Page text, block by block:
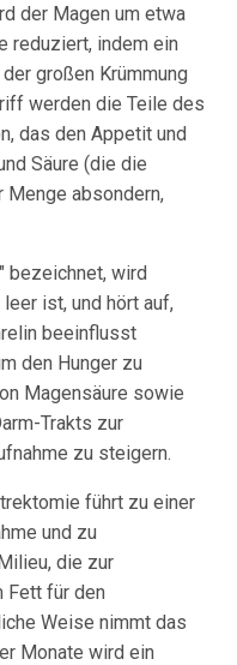
der Magen um etwa
reduziert, indem ein
großen Krümmung
werden die Teile des
das den Appetit und
Säure (die die
Menge absondern,
bezeichnet, wird
ist, und hört auf,
beeinflusst
den Hunger zu
Magensäure sowie
Trakts zur
zu steigern.
führt zu einer
und zu
die zur
Fett für den
Weise nimmt das
Monate wird ein